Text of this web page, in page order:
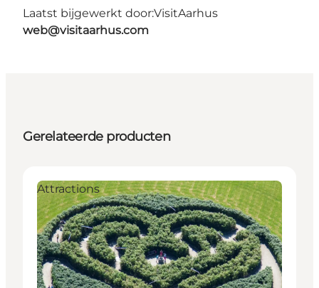
Laatst bijgewerkt door:VisitAarhus
web@visitaarhus.com
Gerelateerde producten
Attractions